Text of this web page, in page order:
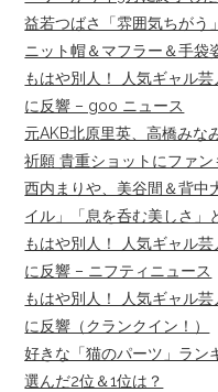
益若つばさ「雰囲気ちがう」
ニット帽＆マフラー＆手袋
もはや別人！ 人気ギャル芸
に反響 – goo ニュース
元AKB北原里英、高橋みな
祈願 貴重ショットにファン
西内まりや、美谷間＆背中
イル」「息を呑む美しさ」
もはや別人！ 人気ギャル芸
に反響 – ニフティニュース
もはや別人！ 人気ギャル芸
に反響（クランクイン！）
好きな「猫のパーツ」ラン
選んだ2位＆1位は？